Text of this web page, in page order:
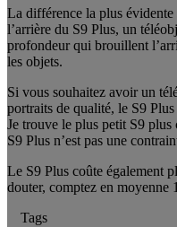
La différence la plus
l’arrière du S9 Plus, un
profondeur qui brouillent
les objets.
Si vous souhaitez avoir un
portraits de qualité, le S9
Je trouve le plus petit S9
S9 Plus n’est pas une
Le S9 Plus coûte également
douter, comptez en moyenne
Tags